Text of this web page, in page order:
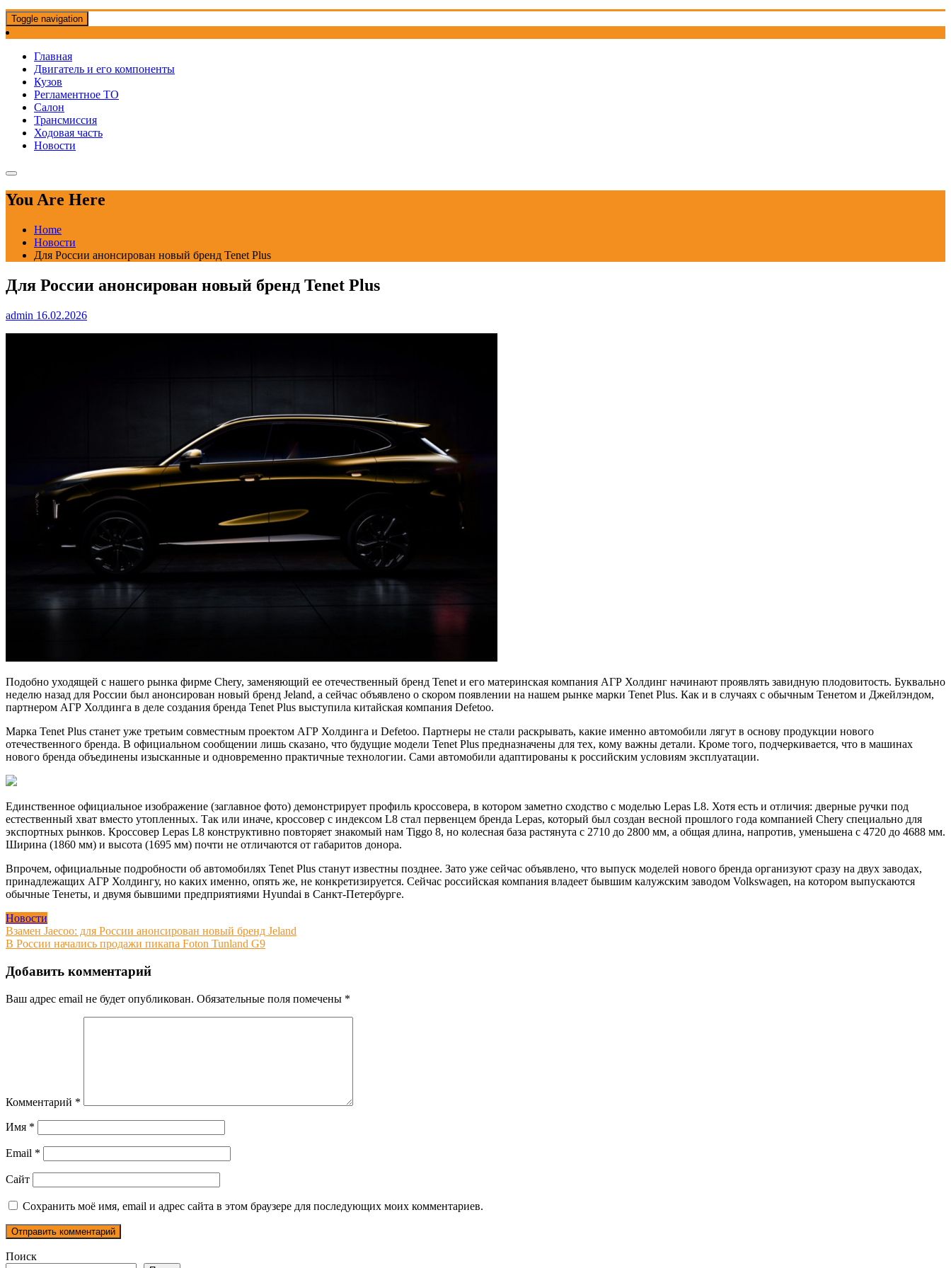
Toggle navigation
Главная
Двигатель и его компоненты
Кузов
Регламентное ТО
Салон
Трансмиссия
Ходовая часть
Новости
You Are Here
Home
Новости
Для России анонсирован новый бренд Tenet Plus
Для России анонсирован новый бренд Tenet Plus
admin 16.02.2026
Подобно уходящей с нашего рынка фирме Chery, заменяющий ее отечественный бренд Tenet и его материнская компания АГР Холдинг начинают проявлять завидную плодовитость. Буквально
неделю назад для России был анонсирован новый бренд Jeland, а сейчас объявлено о скором появлении на нашем рынке марки Tenet Plus. Как и в случаях с обычным Тенетом и Джейлэндом,
партнером АГР Холдинга в деле создания бренда Tenet Plus выступила китайская компания Defetoo.
Марка Tenet Plus станет уже третьим совместным проектом АГР Холдинга и Defetoo. Партнеры не стали раскрывать, какие именно автомобили лягут в основу продукции нового
отечественного бренда. В официальном сообщении лишь сказано, что будущие модели Tenet Plus предназначены для тех, кому важны детали. Кроме того, подчеркивается, что в машинах
нового бренда объединены изысканные и одновременно практичные технологии. Сами автомобили адаптированы к российским условиям эксплуатации.
Единственное официальное изображение (заглавное фото) демонстрирует профиль кроссовера, в котором заметно сходство с моделью Lepas L8. Хотя есть и отличия: дверные ручки под
естественный хват вместо утопленных. Так или иначе, кроссовер с индексом L8 стал первенцем бренда Lepas, который был создан весной прошлого года компанией Chery специально для
экспортных рынков. Кроссовер Lepas L8 конструктивно повторяет знакомый нам Tiggo 8, но колесная база растянута с 2710 до 2800 мм, а общая длина, напротив, уменьшена с 4720 до 4688 мм.
Ширина (1860 мм) и высота (1695 мм) почти не отличаются от габаритов донора.
Впрочем, официальные подробности об автомобилях Tenet Plus станут известны позднее. Зато уже сейчас объявлено, что выпуск моделей нового бренда организуют сразу на двух заводах,
принадлежащих АГР Холдингу, но каких именно, опять же, не конкретизируется. Сейчас российская компания владеет бывшим калужским заводом Volkswagen, на котором выпускаются
обычные Тенеты, и двумя бывшими предприятиями Hyundai в Санкт-Петербурге.
Новости
Навигация
по
записям
Взамен Jaecoo: для России анонсирован новый бренд Jeland
В России начались продажи пикапа Foton Tunland G9
Добавить комментарий
Ваш адрес email не будет опубликован. Обязательные поля помечены *
Комментарий *
Имя *
Email *
Сайт
Сохранить моё имя, email и адрес сайта в этом браузере для последующих моих комментариев.
Поиск